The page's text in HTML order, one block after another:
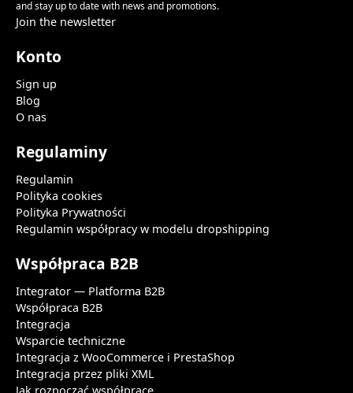
and stay up to date with news and promotions.
Join the newsletter
Konto
Sign up
Blog
O nas
Regulaminy
Regulamin
Polityka cookies
Polityka Prywatności
Regulamin współpracy w modelu dropshipping
Współpraca B2B
Integrator — Platforma B2B
Współpraca B2B
Integracja
Wsparcie techniczne
Integracja z WooCommerce i PrestaShop
Integracja przez pliki XML